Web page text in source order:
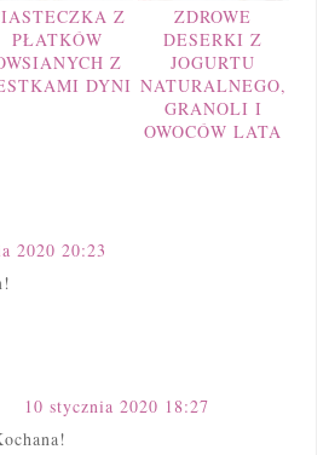
Z
PŁATKÓW
Z
DYNI
ZDROWE
DESERKI Z
JOGURTU
NATURALNEGO,
GRANOLI I
OWOCÓW LATA
2020 20:23
10 stycznia 2020 18:27